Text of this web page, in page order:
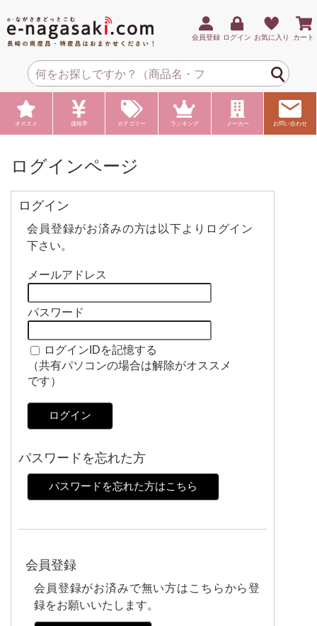
会員登録 ログイン お気に入り カート
オススメ 価格帯 カテゴリー ランキング メーカー お問い合わせ
ログインページ
ログイン
会員登録がお済みの方は以下よりログイン
下さい。
メールアドレス
パスワード
ログインIDを記憶する
（共有パソコンの場合は解除がオススメ
です）
ログイン
パスワードを忘れた方
パスワードを忘れた方はこちら
会員登録
会員登録がお済みで無い方はこちらから登
録をお願いいたします。